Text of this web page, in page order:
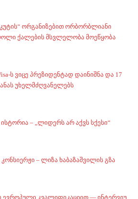
ორგანიზებით ორბორბლიანი
ქალების მსვლელობა მოეწყობა
ს ვიცე პრეზიდენტად დაინიშნა და 17
უხელმძღვანელებს
– „ლიდერს არ აქვს სქესი“
კონსიერჟი – ლიზა ხაბაზაშვილის გზა
ევროპული კვალიფიკაციით — ინტერვიუ